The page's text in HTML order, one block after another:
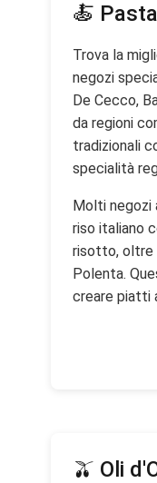
🍝
Trova la
negozi
De Cecco,
da regioni
tradizionali
specialità
Molti negozi
riso italiano
risotto, oltre
Polenta.
creare piatti
🫒 Oli